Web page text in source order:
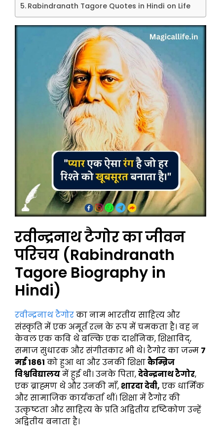
Rabindranath Tagore Quotes in Hindi on Life
रवीन्द्रनाथ टैगोर का जीवन
परिचय (Rabindranath
Tagore Biography in
Hindi)
रवीन्द्रनाथ टैगोरका नाम भारतीय साहित्य और
संस्कृति में एक अमूर्त रत्न के रूप में चमकता है। वह न
केवल एक कवि थे बल्कि एक दार्शनिक, शिक्षाविद्,
समाज सुधारक और संगीतकार भी थे। टैगोर का जन्म 7
मई 1861 को हुआ था और उनकी शिक्षाकैम्ब्रिज
विश्वविद्यालयमें हुई थी। उनके पिता,देवेन्द्रनाथ टैगोर,
एक ब्राह्मण थे और उनकी माँ, शारदा देवी, एक धार्मिक
और सामाजिक कार्यकर्ता थीं। शिक्षा में टैगोर की
उत्कृष्टता और साहित्य के प्रति अद्वितीय दृष्टिकोण उन्हें
अद्वितीय बनाता है।